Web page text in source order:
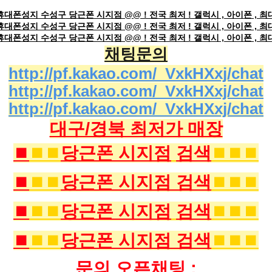
대폰성지 수성구 당근폰 시지점 @@ ! 전국 최저 ! 갤럭시 , 아이폰 , 최
대폰성지 수성구 당근폰 시지점 @@ ! 전국 최저 ! 갤럭시 , 아이폰 , 최
대폰성지 수성구 당근폰 시지점 @@ ! 전국 최저 ! 갤럭시 , 아이폰 , 최
채팅문의
http://pf.kakao.com/_VxkHXxj/chat
http://pf.kakao.com/_VxkHXxj/chat
http://pf.kakao.com/_VxkHXxj/chat
대구/경북 최저가 매장
⏹️ ⏹️⏹️ 당근폰 시지점 검색 ⏹️⏹️⏹️
⏹️ ⏹️⏹️ 당근폰 시지점 검색 ⏹️⏹️⏹️
⏹️ ⏹️⏹️ 당근폰 시지점 검색 ⏹️⏹️⏹️
⏹️ ⏹️⏹️ 당근폰 시지점 검색 ⏹️⏹️⏹️